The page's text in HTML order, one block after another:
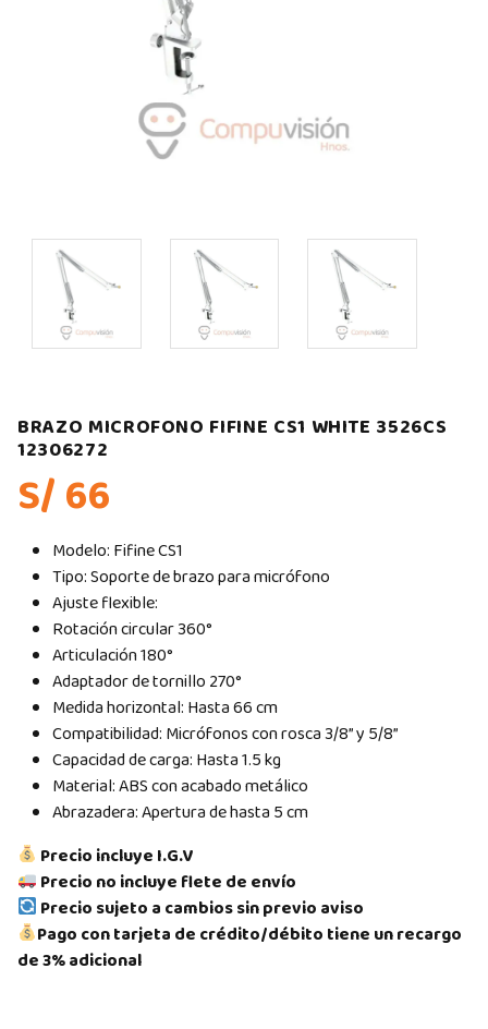
BRAZO MICROFONO FIFINE CS1 WHITE 3526CS
12306272
S/ 66
Modelo: Fifine CS1
Tipo: Soporte de brazo para micrófono
Ajuste flexible:
Rotación circular 360°
Articulación 180°
Adaptador de tornillo 270°
Medida horizontal: Hasta 66 cm
Compatibilidad: Micrófonos con rosca 3/8” y 5/8”
Capacidad de carga: Hasta 1.5 kg
Material: ABS con acabado metálico
Abrazadera: Apertura de hasta 5 cm
Precio incluye I.G.V
Precio no incluye flete de envío
Precio sujeto a cambios sin previo aviso
Pago con tarjeta de crédito/débito tiene un recargo
de 3% adicional